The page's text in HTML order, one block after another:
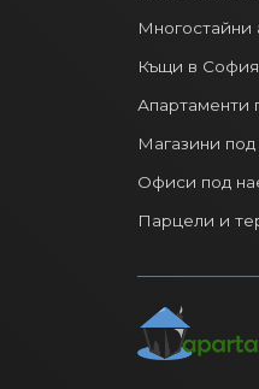
Многостайни
Къщи в София
Апартаменти
Магазини
Офиси под
Парцели и